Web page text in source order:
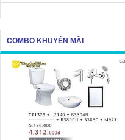
COMBO KHUYẾN MÃI